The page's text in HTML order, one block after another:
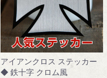
アイアンクロス ステッカー
◆ 鉄十字 クロム風